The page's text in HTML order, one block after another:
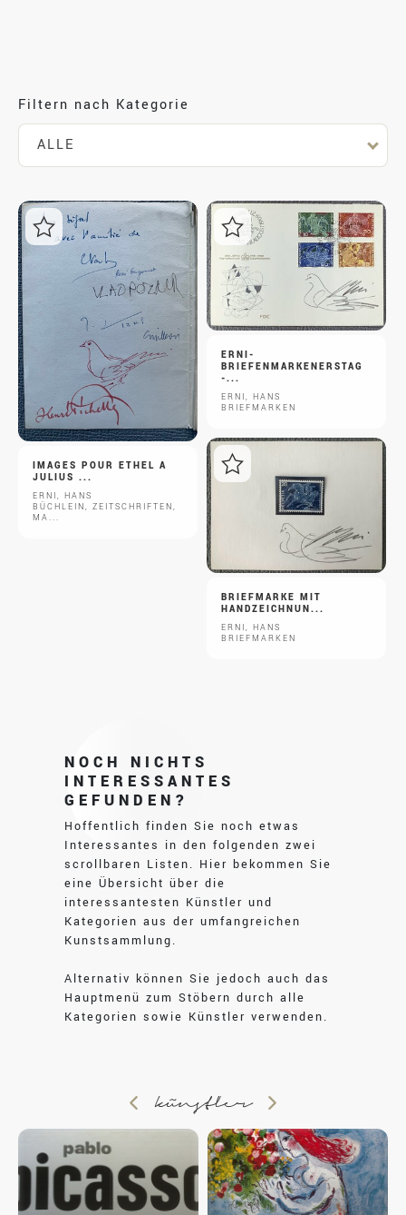
Filtern nach Kategorie
ALLE
IMAGES POUR ETHEL A
JULIUS ...
ERNI, HANS
BÜCHLEIN, ZEITSCHRIFTEN,
MA...
ERNI-
BRIEFENMARKENERSTAG
-...
ERNI, HANS
BRIEFMARKEN
BRIEFMARKE MIT
HANDZEICHNUN...
ERNI, HANS
BRIEFMARKEN
NOCH NICHTS
INTERESSANTES
GEFUNDEN?
Hoffentlich finden Sie noch etwas
Interessantes in den folgenden zwei
scrollbaren Listen. Hier bekommen Sie
eine Übersicht über die
interessantesten Künstler und
Kategorien aus der umfangreichen
Kunstsammlung.
Alternativ können Sie jedoch auch das
Hauptmenü zum Stöbern durch alle
Kategorien sowie Künstler verwenden.
künstler
Login